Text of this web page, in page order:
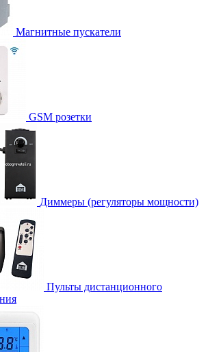
Магнитные пускатели
GSM розетки
Диммеры (регуляторы мощности)
Пульты дистанционного